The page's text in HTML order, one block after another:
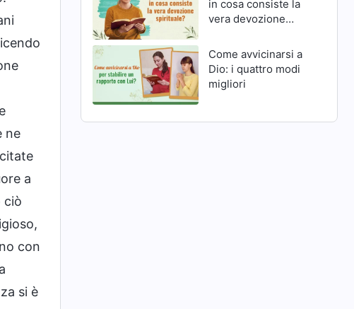
ne
a
ciò
con
si è
in cosa consiste la
vera devozione
Come avvicinarsi a
Dio: i quattro modi
migliori